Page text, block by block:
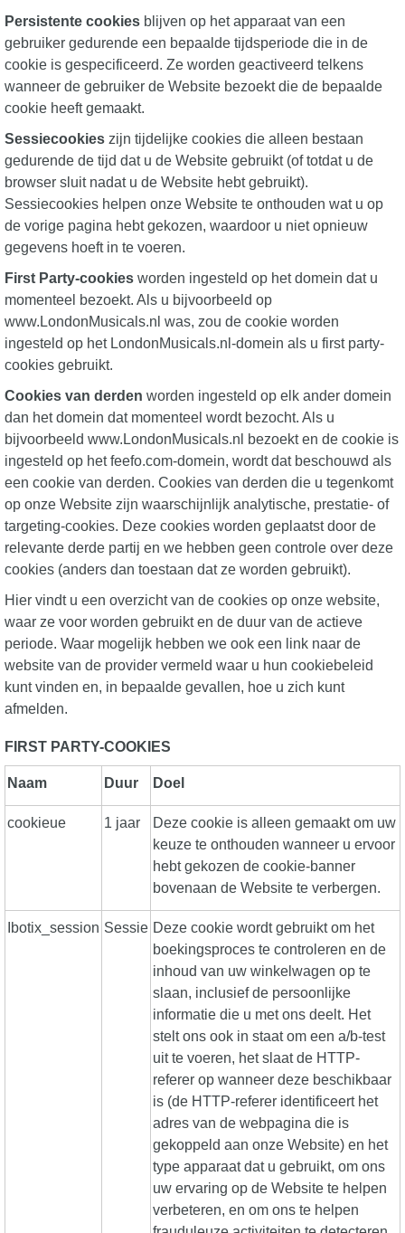
Persistente cookies blijven op het apparaat van een
gebruiker gedurende een bepaalde tijdsperiode die in de
cookie is gespecificeerd. Ze worden geactiveerd telkens
wanneer de gebruiker de Website bezoekt die de bepaalde
cookie heeft gemaakt.
Sessiecookies zijn tijdelijke cookies die alleen bestaan
gedurende de tijd dat u de Website gebruikt (of totdat u de
browser sluit nadat u de Website hebt gebruikt).
Sessiecookies helpen onze Website te onthouden wat u op
de vorige pagina hebt gekozen, waardoor u niet opnieuw
gegevens hoeft in te voeren.
First Party-cookies worden ingesteld op het domein dat u
momenteel bezoekt. Als u bijvoorbeeld op
www.LondonMusicals.nl was, zou de cookie worden
ingesteld op het LondonMusicals.nl-domein als u first party-
cookies gebruikt.
Cookies van derden worden ingesteld op elk ander domein
dan het domein dat momenteel wordt bezocht. Als u
bijvoorbeeld www.LondonMusicals.nl bezoekt en de cookie is
ingesteld op het feefo.com-domein, wordt dat beschouwd als
een cookie van derden. Cookies van derden die u tegenkomt
op onze Website zijn waarschijnlijk analytische, prestatie- of
targeting-cookies. Deze cookies worden geplaatst door de
relevante derde partij en we hebben geen controle over deze
cookies (anders dan toestaan dat ze worden gebruikt).
Hier vindt u een overzicht van de cookies op onze website,
waar ze voor worden gebruikt en de duur van de actieve
periode. Waar mogelijk hebben we ook een link naar de
website van de provider vermeld waar u hun cookiebeleid
kunt vinden en, in bepaalde gevallen, hoe u zich kunt
afmelden.
FIRST PARTY-COOKIES
Naam Duur Doel
cookieue 1 jaar
Deze cookie is alleen gemaakt om uw
keuze te onthouden wanneer u ervoor
hebt gekozen de cookie-banner
bovenaan de Website te verbergen.
Ibotix_session Sessie Deze cookie wordt gebruikt om het
boekingsproces te controleren en de
inhoud van uw winkelwagen op te
slaan, inclusief de persoonlijke
informatie die u met ons deelt. Het
stelt ons ook in staat om een a/b-test
uit te voeren, het slaat de HTTP-
referer op wanneer deze beschikbaar
is (de HTTP-referer identificeert het
adres van de webpagina die is
gekoppeld aan onze Website) en het
type apparaat dat u gebruikt, om ons
uw ervaring op de Website te helpen
verbeteren, en om ons te helpen